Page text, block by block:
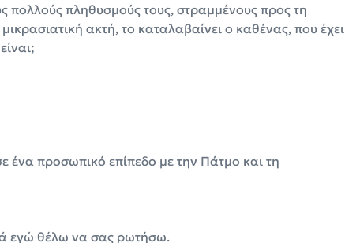
πολλούς πληθυσμούς τους, στραμμένους προς τη
ακτή, το καταλαβαίνει ο καθένας, που έχει
ένα προσωπικό επίπεδο με την Πάτμο και τη
εγώ θέλω να σας ρωτήσω.